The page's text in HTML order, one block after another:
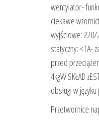
wentylator-
ciekawe
wyjściowe: 220/
statyczny: <1A-
przed
4kgW SKŁAD
obsługi w
Przetwornice